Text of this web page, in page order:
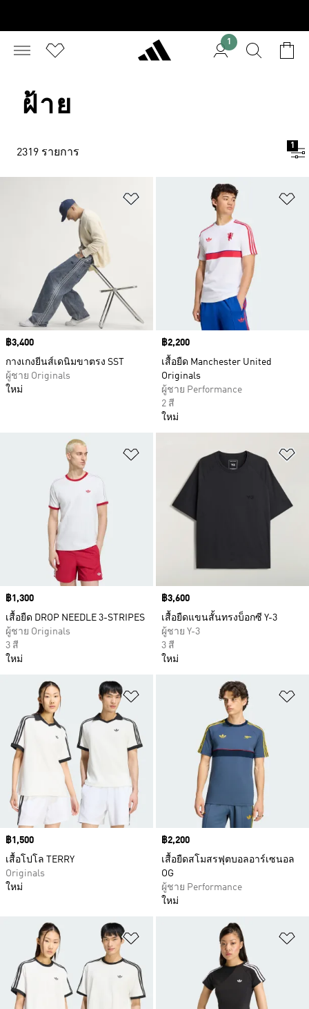
1
ฝ้าย
2319 รายการ
1
เพิ่มไปยังรายการสินค้าโปรด
Price
฿3,400
กางเกงยีนส์เดนิมขาตรง SST
ผู้ชาย Originals
ใหม่
Price
฿2,200
เสื้อยืด Manchester United
Originals
ผู้ชาย Performance
2 สี
ใหม่
เพิ่มไปยังรายการสินค้าโปรด
Price
฿1,300
เสื้อยืด DROP NEEDLE 3-STRIPES
ผู้ชาย Originals
3 สี
ใหม่
Price
฿3,600
เสื้อยืดแขนสั้นทรงบ็อกซี Y-3
ผู้ชาย Y-3
3 สี
ใหม่
เพิ่มไปยังรายการสินค้าโปรด
Price
฿1,500
เสื้อโปโล TERRY
Originals
ใหม่
Price
฿2,200
เสื้อยืดสโมสรฟุตบอลอาร์เซนอล
OG
ผู้ชาย Performance
ใหม่
เพิ่มไปยังรายการสินค้าโปรด